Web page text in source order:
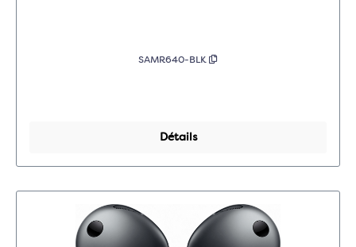
SAMR640-BLK
Détails